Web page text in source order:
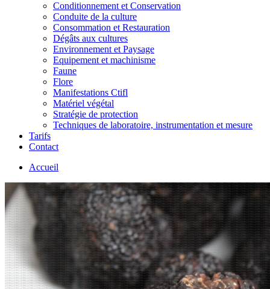
Conditionnement et Conservation
Conduite de la culture
Consommation et Restauration
Dégâts aux cultures
Environnement et Paysage
Equipement et machinisme
Faune
Flore
Manifestations Ctifl
Matériel végétal
Stratégie de protection
Techniques de laboratoire, instrumentation et mesure
Tarifs
Contact
Accueil